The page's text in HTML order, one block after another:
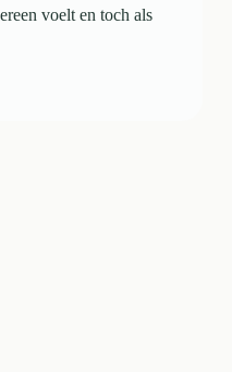
voelt en toch als